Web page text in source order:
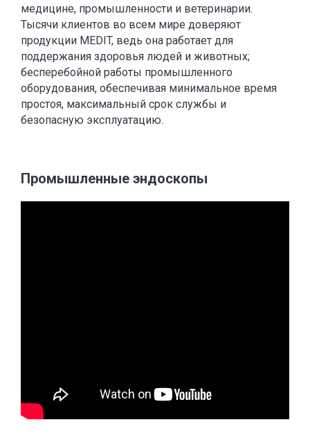
медицине, промышленности и ветеринарии.
Тысячи клиентов во всем мире доверяют
продукции MEDIT, ведь она работает для
поддержания здоровья людей и животных;
бесперебойной работы промышленного
оборудования, обеспечивая минимальное время
простоя, максимальный срок службы и
безопасную эксплуатацию.
Промышленные эндоскопы